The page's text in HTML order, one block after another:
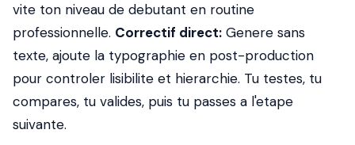
vite ton niveau de debutant en routine
professionnelle. Correctif direct: Genere sans
texte, ajoute la typographie en post-production
pour controler lisibilite et hierarchie. Tu testes, tu
compares, tu valides, puis tu passes a l'etape
suivante.